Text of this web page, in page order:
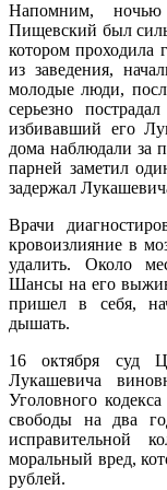
Напомним,
Пищевский был
котором проходила
из заведения,
молодые люди,
серьезно
избивавший его
дома наблюдали за
парней заметил
задержал
Врачи
кровоизлияние в
удалить. Около
Шансы на его
пришел в себя,
дышать.
16 октября суд
Лукашевича
Уголовного
свободы на два
исправительной
моральный вред,
рублей.